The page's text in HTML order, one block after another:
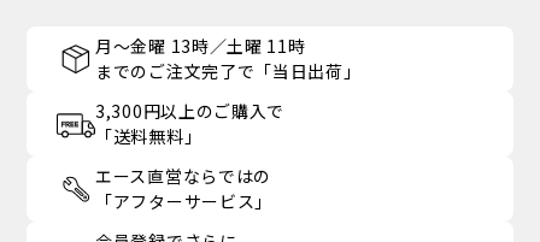
月～金曜 13時／土曜 11時
までのご注文完了で「当日出荷」
3,300円以上のご購入で
「送料無料」
エース直営ならではの
「アフターサービス」